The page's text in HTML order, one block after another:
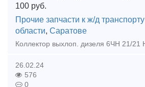
100 руб.
Прочие запчасти к ж/д транспорту
области, Саратове
26.02.24
576
0